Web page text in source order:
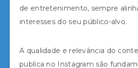
de entretenimento, sempre
interesses do seu público-alvo.
A qualidade e relevância do
publica no Instagram são